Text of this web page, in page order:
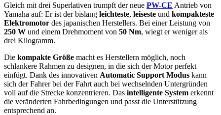
Gleich mit drei Superlativen trumpft der neue PW-CE Antrieb von
Yamaha auf: Er ist der bislang leichteste, leiseste und kompakteste
Elektromotor des japanischen Herstellers. Bei einer Leistung von
250 W und einem Drehmoment von 50 Nm, wiegt er weniger als
drei Kilogramm.
Die kompakte Größe macht es Herstellern möglich, noch
schlankere Rahmen zu designen, in die sich der Motor perfekt
einfügt. Dank des innovativen Automatic Support Modus kann
sich der Fahrer bei der Fahrt auch bei wechselnden Untergründen
voll auf die Strecke konzentrieren. Das intelligente System erkennt
die veränderten Fahrbedingungen und passt die Unterstützung
entsprechend an.